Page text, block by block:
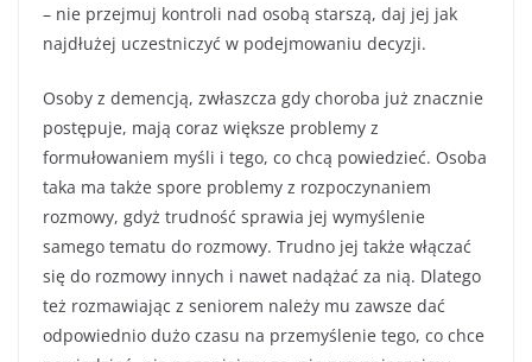
– nie przejmuj kontroli nad osobą starszą, daj jej jak
najdłużej uczestniczyć w podejmowaniu decyzji.
Osoby z demencją, zwłaszcza gdy choroba już znacznie
postępuje, mają coraz większe problemy z
formułowaniem myśli i tego, co chcą powiedzieć. Osoba
taka ma także spore problemy z rozpoczynaniem
rozmowy, gdyż trudność sprawia jej wymyślenie
samego tematu do rozmowy. Trudno jej także włączać
się do rozmowy innych i nawet nadążać za nią. Dlatego
też rozmawiając z seniorem należy mu zawsze dać
odpowiednio dużo czasu na przemyślenie tego, co chce